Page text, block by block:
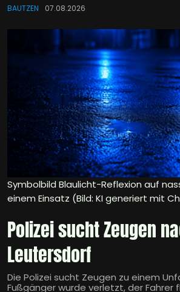
BAUTZEN 07.08.2026
Symbolbild Blaulicht-Reflexion auf
einem Einsatz (Bild: KI generiert mit
Polizei sucht Zeugen
Leutersdorf
Die Polizei sucht Zeugen zu einem
Fußgänger wurde verletzt, der Fahrer